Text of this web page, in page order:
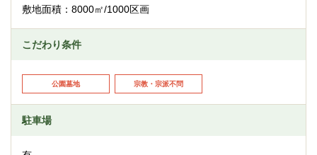
敷地面積：8000㎡/1000区画
こだわり条件
公園墓地 宗教・宗派不問
駐車場